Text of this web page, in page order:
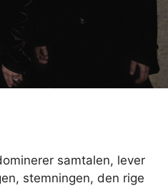
samtalen, lever
stemningen, den rige